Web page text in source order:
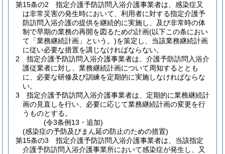
第15条の2
指定介護予防訪問入浴介護事業者は、感染症又
は非常災害の発生時において、利用者に対する指定介護予
防訪問入浴介護の提供を継続的に実施し、及び非常時の体
制で早期の業務の再開を図るための計画(以下この条におい
て「業務継続計画」という。)を策定し、当該業務継続計画
に従い必要な措置を講じなければならない。
2
指定介護予防訪問入浴介護事業者は、介護予防訪問入浴介
護従業者に対し、業務継続計画について周知するととも
に、必要な研修及び訓練を定期的に実施しなければならな
い。
3
指定介護予防訪問入浴介護事業者は、定期的に業務継続計
画の見直しを行い、必要に応じて業務継続計画の変更を行
うものとする。
(令3条例13・追加)
(感染症の予防及びまん延の防止のための措置)
第15条の3
指定介護予防訪問入浴介護事業者は、当該指定
介護予防訪問入浴介護事業所において感染症が発生し、又